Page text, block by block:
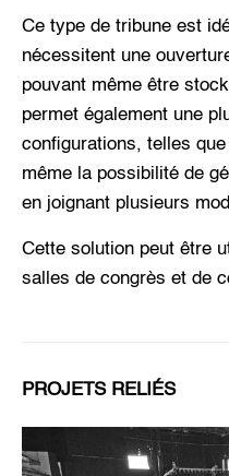
Ce type de tribune est
nécessitent une
pouvant même être
permet également une
configurations, telles
même la possibilité de
en joignant plusieurs
Cette solution peut être
salles de congrès et de
PROJETS RELIÉS